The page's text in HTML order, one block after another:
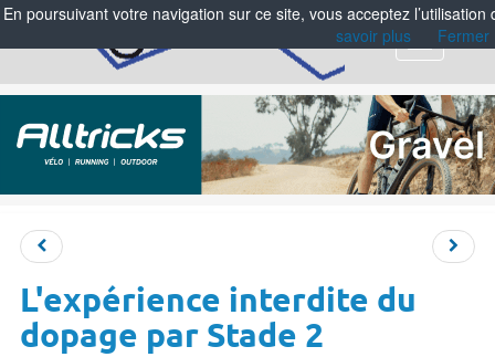
Menu
L'expérience interdite du
dopage par Stade 2
En poursuivant votre navigation sur ce site, vous acceptez
savoir plus
Fermer